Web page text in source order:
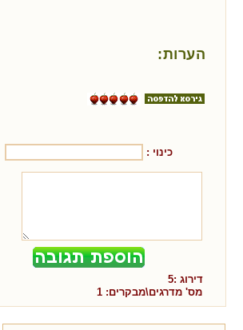
הערות:
כינוי :
דירוג :5
מס' מדרגים\מבקרים: 1